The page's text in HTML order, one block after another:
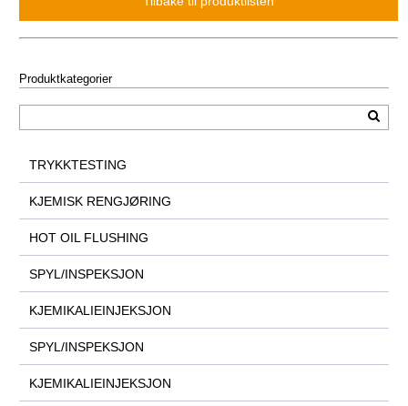
Produktkategorier
TRYKKTESTING
KJEMISK RENGJØRING
HOT OIL FLUSHING
SPYL/INSPEKSJON
KJEMIKALIEINJEKSJON
SPYL/INSPEKSJON
KJEMIKALIEINJEKSJON